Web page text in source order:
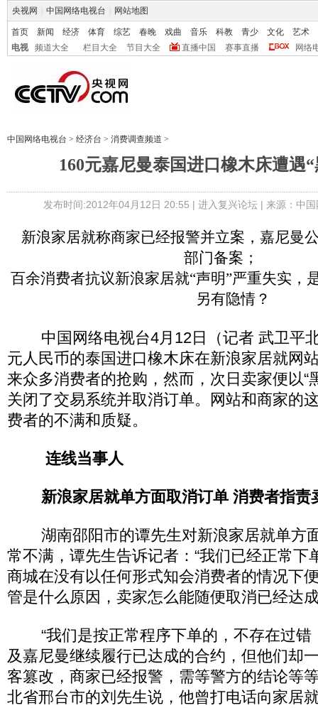
央视网 中国网络电视台 网站地图
首页 新闻 经济 体育 综艺 春晚 戏曲 音乐 科教 青少 文化
艺术
电视
频道大全 栏目大全 节目大全 直播中国 赛事直播 网络
中国网络电视台 > 经济台 > 消费调查频道 >
160元嘉尼曼泰国进口橡木床遭遇
发布时间:2012年04月12日 20:55 | 进入复兴论坛| 来源：中
新浪家居就称商家已经报警并立案，嘉尼曼
部门备案；
百余消费者抗议新浪家居就“声明”严重失实，
另有隐情？
中国网络电视台4月12日（记者 武卫平
元人民币的泰国进口橡木床在新浪家居就网
来众多消费者的抢购，然而，次日卖家便以“
关闭了交易系统并取消订单。网站和商家的
费者的不满和质疑。
连线当事人
新浪家居就单方面取消订单 消费者指责
湖南邵阳市的谭先生对新浪家居就单方
常不满，谭先生告诉记者：“我们已经正常下
商城在没有以任何形式知会消费者的情况下
管是什么原因，卖家怎么能随便取消已经达
“我们是按正常程序下单的，不存在过错
及嘉尼曼继续履行已达成的合约，但他们却
客篡改，商家已经报警，需等警方的结论等
北省邢台市的刘先生说，他曾打电话向家居